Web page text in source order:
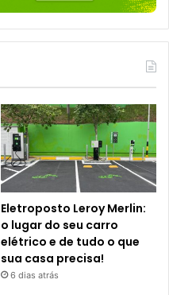
Eletroposto Leroy Merlin:
o lugar do seu carro
elétrico e de tudo o que
sua casa precisa!
6 dias atrás